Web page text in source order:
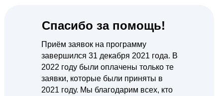
Приём заявок на программу
завершился 31 декабря 2021 года. В
2022 году были оплачены только те
заявки, которые были приняты в
2021 году. Мы благодарим всех, кто
Спасибо за помощь!